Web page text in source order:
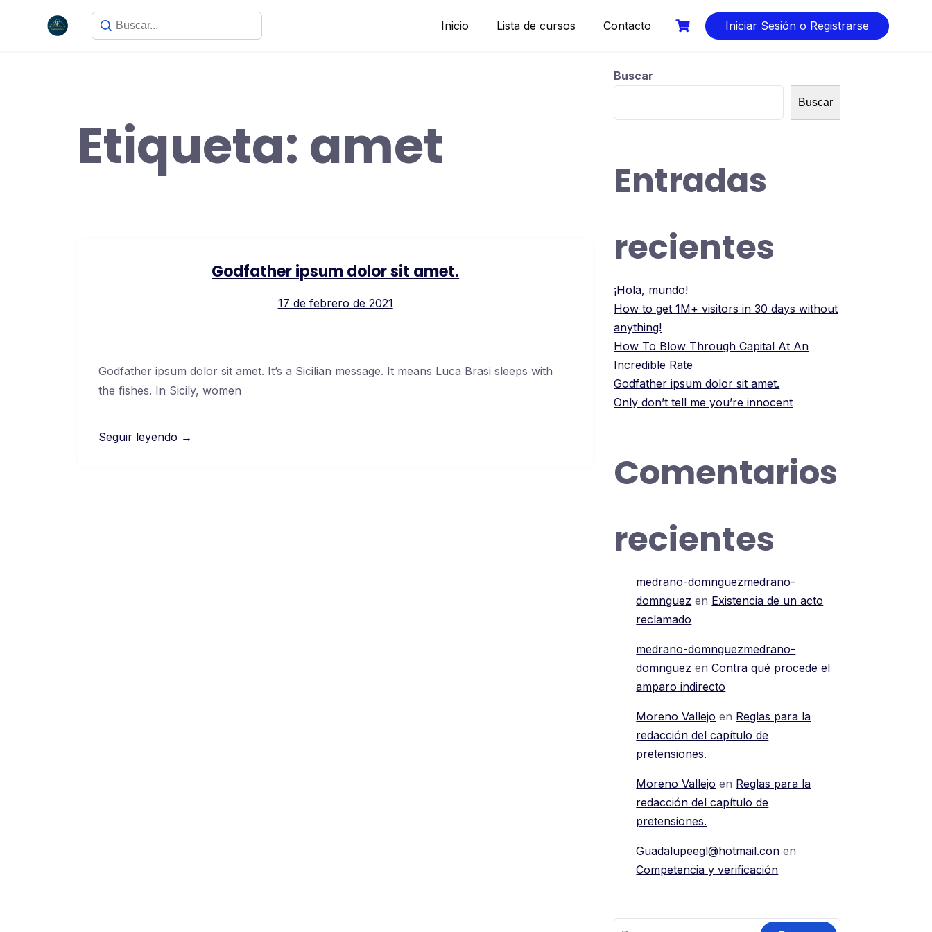
Inicio Lista de cursos Contacto Iniciar Sesión o Registrarse
Etiqueta: amet
Godfather ipsum dolor sit amet.
17 de febrero de 2021
Godfather ipsum dolor sit amet. It’s a Sicilian message. It means Luca Brasi sleeps with
the fishes. In Sicily, women
Seguir leyendo →
Buscar
Buscar
Entradas
recientes
¡Hola, mundo!
How to get 1M+ visitors in 30 days without
anything!
How To Blow Through Capital At An
Incredible Rate
Godfather ipsum dolor sit amet.
Only don’t tell me you’re innocent
Comentarios
recientes
medrano-domnguezmedrano-
domnguez en Existencia de un acto
reclamado
medrano-domnguezmedrano-
domnguez enContra qué procede el
amparo indirecto
Moreno Vallejo en Reglas para la
redacción del capítulo de
pretensiones.
Moreno Vallejo en Reglas para la
redacción del capítulo de
pretensiones.
Guadalupeegl@hotmail.con en
Competencia y verificación